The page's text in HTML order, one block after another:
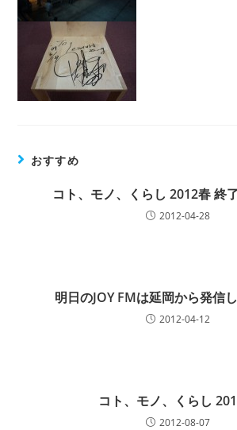
おすすめ
コト、モノ、くらし 2012春 終
2012-04-28
明日のJOY FMは延岡から発信
2012-04-12
コト、モノ、くらし
2012-08-07